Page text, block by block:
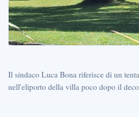
Il sindaco Luca Bona riferisce di un
nell'eliporto della villa poco dopo il